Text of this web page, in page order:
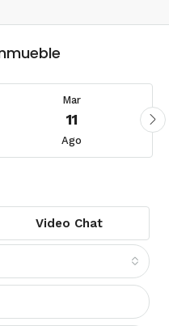
Mar
11
Ago
Video Chat